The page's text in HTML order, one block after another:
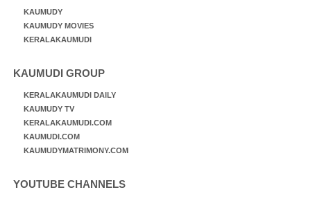
KAUMUDY
KAUMUDY MOVIES
KERALAKAUMUDI
KAUMUDI GROUP
KERALAKAUMUDI DAILY
KAUMUDY TV
KERALAKAUMUDI.COM
KAUMUDI.COM
KAUMUDYMATRIMONY.COM
YOUTUBE CHANNELS